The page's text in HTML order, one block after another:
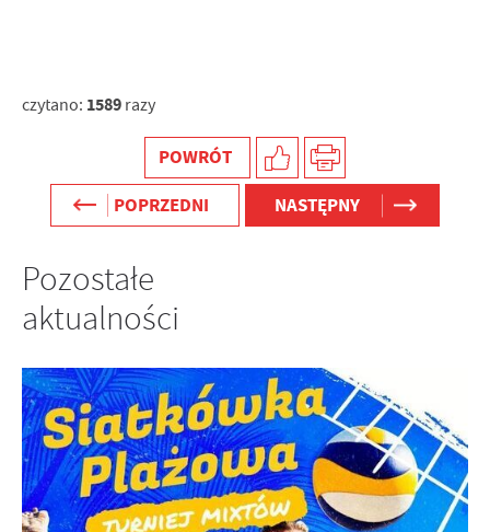
czytano: 1589 razy
POWRÓT
POPRZEDNI
NASTĘPNY
Pozostałe
aktualności